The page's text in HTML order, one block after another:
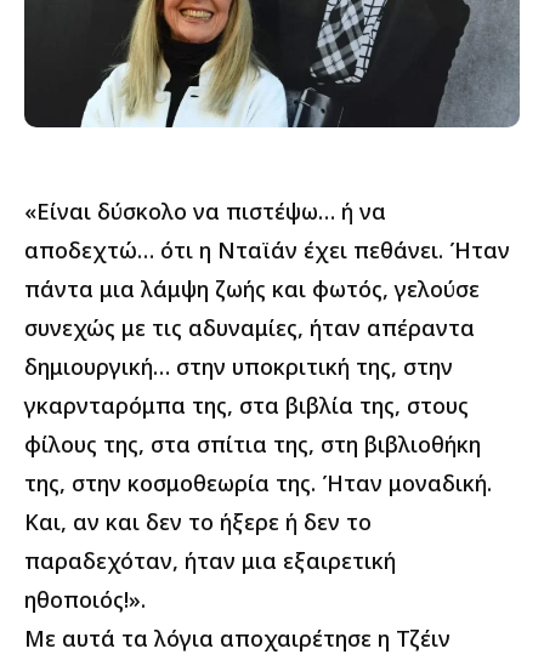
«Είναι δύσκολο να πιστέψω… ή να
αποδεχτώ… ότι η Νταϊάν έχει πεθάνει. Ήταν
πάντα μια λάμψη ζωής και φωτός, γελούσε
συνεχώς με τις αδυναμίες, ήταν απέραντα
δημιουργική… στην υποκριτική της, στην
γκαρνταρόμπα της, στα βιβλία της, στους
φίλους της, στα σπίτια της, στη βιβλιοθήκη
της, στην κοσμοθεωρία της. Ήταν μοναδική.
Και, αν και δεν το ήξερε ή δεν το
παραδεχόταν, ήταν μια εξαιρετική
ηθοποιός!».
Με αυτά τα λόγια αποχαιρέτησε η Τζέιν